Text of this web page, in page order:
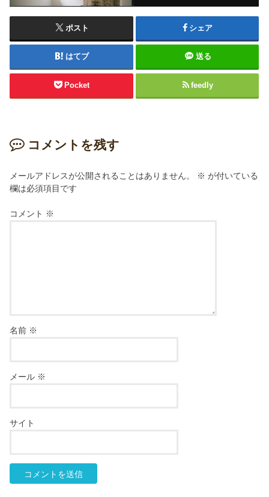
ポスト シェア
はてブ 送る
Pocket feedly
コメントを残す
メールアドレスが公開されることはありません。 ※ が付いている
欄は必須項目です
コメント ※
名前 ※
メール ※
サイト